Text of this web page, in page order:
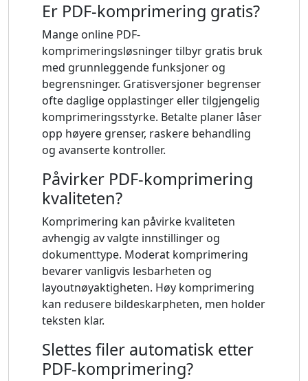
Er PDF-komprimering gratis?
Mange online PDF-
komprimeringsløsninger tilbyr gratis bruk
med grunnleggende funksjoner og
begrensninger. Gratisversjoner begrenser
ofte daglige opplastinger eller tilgjengelig
komprimeringsstyrke. Betalte planer låser
opp høyere grenser, raskere behandling
og avanserte kontroller.
Påvirker PDF-komprimering
kvaliteten?
Komprimering kan påvirke kvaliteten
avhengig av valgte innstillinger og
dokumenttype. Moderat komprimering
bevarer vanligvis lesbarheten og
layoutnøyaktigheten. Høy komprimering
kan redusere bildeskarpheten, men holder
teksten klar.
Slettes filer automatisk etter
PDF-komprimering?